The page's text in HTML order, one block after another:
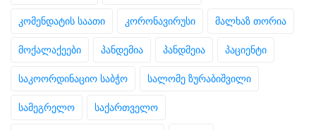
კომენდატის საათი კორონავირუსი მალხაზ თორია
მოქალაქეები პანდემია პანდმეია პაციენტი
საკოორდინაციო საბჭო სალომე ზურაბიშვილი
სამეგრელო საქართველო